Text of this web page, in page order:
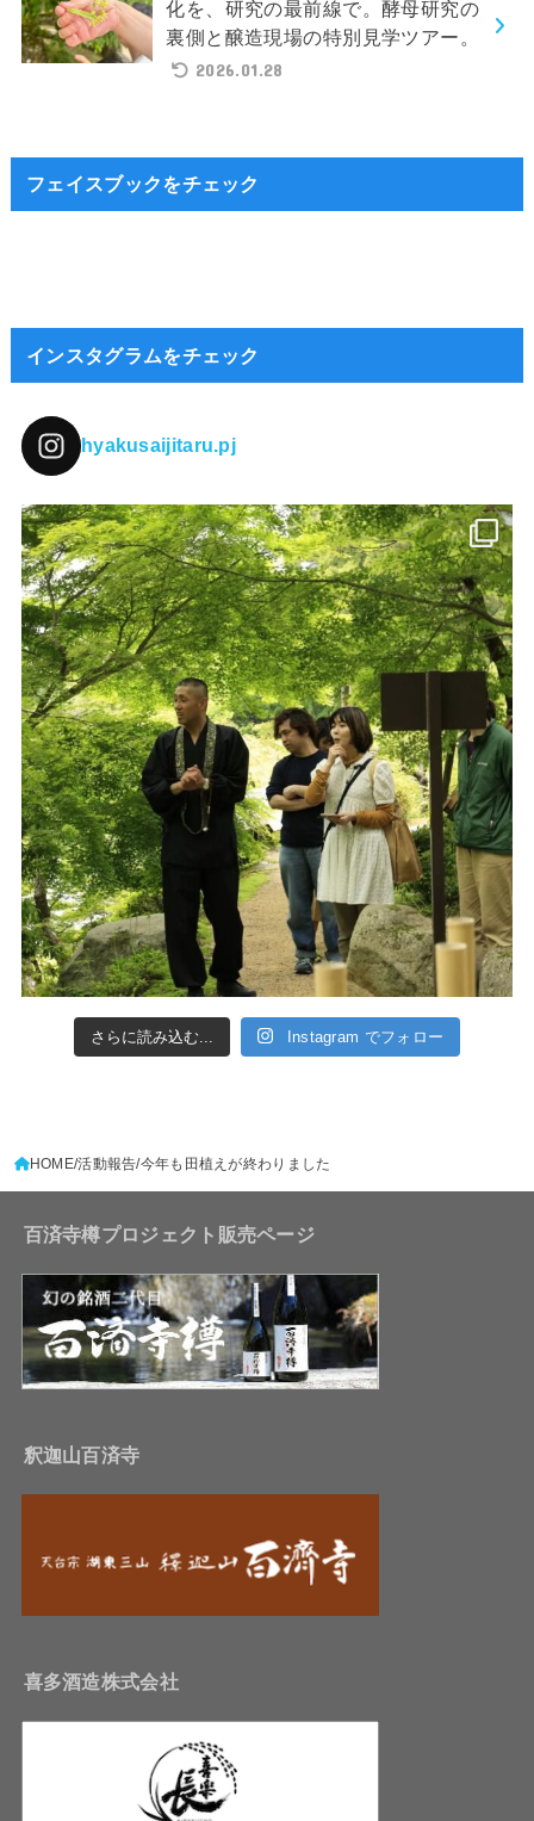
化を、研究の最前線で。酵母研究の
裏側と醸造現場の特別見学ツアー。
2026.01.28
フェイスブックをチェック
インスタグラムをチェック
hyakusaijitaru.pj
さらに読み込む... Instagram でフォロー
HOME 活動報告 今年も田植えが終わりました
百済寺樽プロジェクト販売ページ
釈迦山百済寺
喜多酒造株式会社